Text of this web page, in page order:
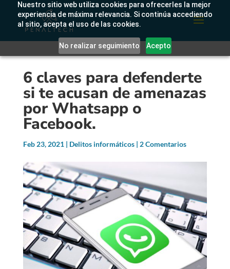
Nuestro sitio web utiliza cookies para ofrecerles la mejor
experiencia de máxima relevancia. Si continúa accediendo
al sitio, acepta el uso de las cookies.
No realizar seguimiento Acepto
6 claves para defenderte
si te acusan de amenazas
por Whatsapp o
Facebook.
Feb 23, 2021| Delitos informáticos| 2 Comentarios